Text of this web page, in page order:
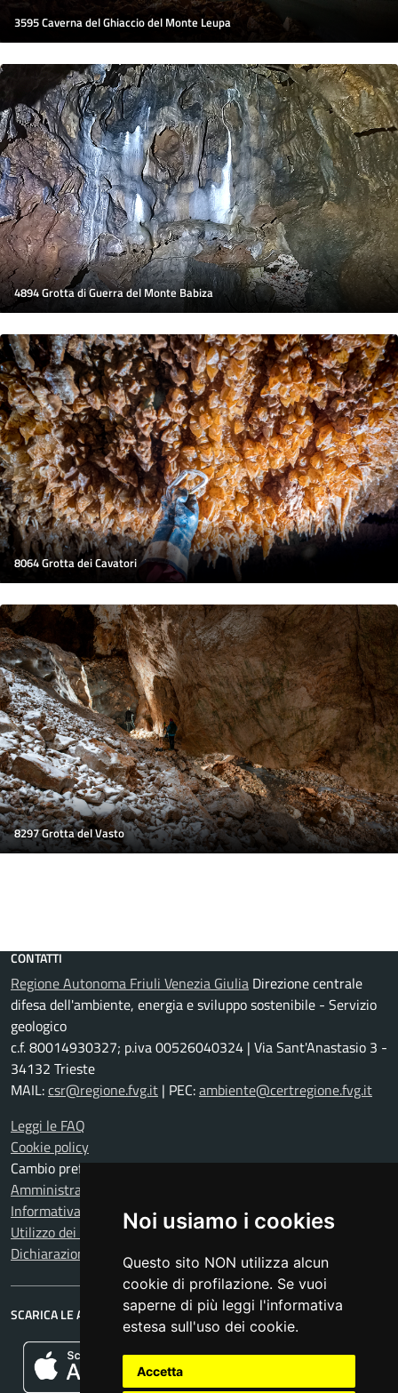
Noi usiamo i cookies
Questo sito NON utilizza alcun
cookie di profilazione. Se vuoi
saperne di più leggi l'informativa
estesa sull'uso dei cookie.
Accetta
3595 Caverna del Ghiaccio del Monte Leupa
4894 Grotta di Guerra del Monte Babiza
8064 Grotta dei Cavatori
8297 Grotta del Vasto
CONTATTI
Regione Autonoma Friuli Venezia Giulia Direzione centrale
difesa dell'ambiente, energia e sviluppo sostenibile - Servizio
geologico
c.f. 80014930327; p.iva 00526040324 | Via Sant'Anastasio 3 -
34132 Trieste
MAIL:csr@regione.fvg.it | PEC:ambiente@certregione.fvg.it
Leggi le FAQ
Cookie policy
Cambio preferenze cookie
Amministrazione trasparente
Informativa privacy
Utilizzo dei dati
Dichiarazione di accessibilità
SCARICA LE APP